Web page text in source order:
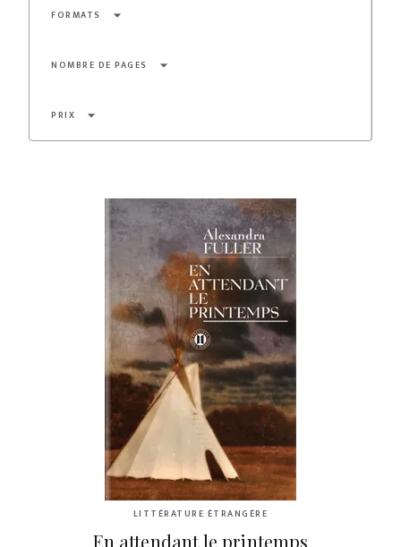
FORMATS arrow_drop_down
NOMBRE DE PAGES arrow_drop_down
PRIX arrow_drop_down
LITTÉRATURE ÉTRANGÈRE
En attendant le printemps